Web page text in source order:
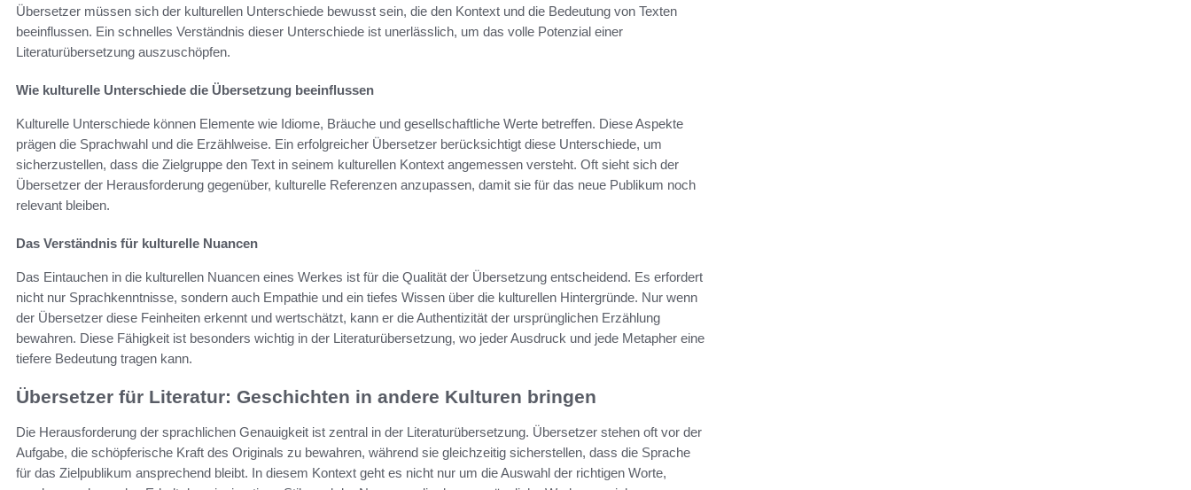
Übersetzer müssen sich der kulturellen Unterschiede bewusst sein, die den Kontext und die Bedeutung von Texten
beeinflussen. Ein schnelles Verständnis dieser Unterschiede ist unerlässlich, um das volle Potenzial einer
Literaturübersetzung auszuschöpfen.
Wie kulturelle Unterschiede die Übersetzung beeinflussen
Kulturelle Unterschiede können Elemente wie Idiome, Bräuche und gesellschaftliche Werte betreffen. Diese Aspekte
prägen die Sprachwahl und die Erzählweise. Ein erfolgreicher Übersetzer berücksichtigt diese Unterschiede, um
sicherzustellen, dass die Zielgruppe den Text in seinem kulturellen Kontext angemessen versteht. Oft sieht sich der
Übersetzer der Herausforderung gegenüber, kulturelle Referenzen anzupassen, damit sie für das neue Publikum noch
relevant bleiben.
Das Verständnis für kulturelle Nuancen
Das Eintauchen in die kulturellen Nuancen eines Werkes ist für die Qualität der Übersetzung entscheidend. Es erfordert
nicht nur Sprachkenntnisse, sondern auch Empathie und ein tiefes Wissen über die kulturellen Hintergründe. Nur wenn
der Übersetzer diese Feinheiten erkennt und wertschätzt, kann er die Authentizität der ursprünglichen Erzählung
bewahren. Diese Fähigkeit ist besonders wichtig in der Literaturübersetzung, wo jeder Ausdruck und jede Metapher eine
tiefere Bedeutung tragen kann.
Übersetzer für Literatur: Geschichten in andere Kulturen bringen
Die Herausforderung der sprachlichen Genauigkeit ist zentral in der Literaturübersetzung. Übersetzer stehen oft vor der
Aufgabe, die schöpferische Kraft des Originals zu bewahren, während sie gleichzeitig sicherstellen, dass die Sprache
für das Zielpublikum ansprechend bleibt. In diesem Kontext geht es nicht nur um die Auswahl der richtigen Worte,